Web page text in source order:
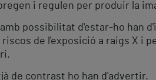
i regulen per produir la
possibilitat d'estar-ho han
de l'exposició a raigs X i
de contrast ho han d'advertir.